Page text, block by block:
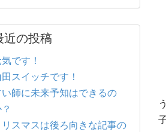
近の投稿
です！
スイッチです！
師に未来予知はできるの
リスマスは後ろ向きな記事の